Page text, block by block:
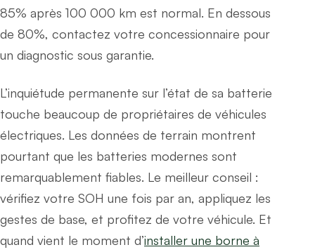
85% après 100 000 km est normal. En dessous
de 80%, contactez votre concessionnaire pour
un diagnostic sous garantie.
L’inquiétude permanente sur l’état de sa batterie
touche beaucoup de propriétaires de véhicules
électriques. Les données de terrain montrent
pourtant que les batteries modernes sont
remarquablement fiables. Le meilleur conseil :
vérifiez votre SOH une fois par an, appliquez les
gestes de base, et profitez de votre véhicule. Et
quand vient le moment d’installer une borne à